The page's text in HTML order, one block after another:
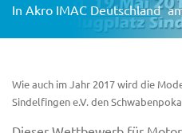
In Akro IMAC Deutschland
Wie auch im Jahr 2017 wird die
Sindelfingen e.V. den